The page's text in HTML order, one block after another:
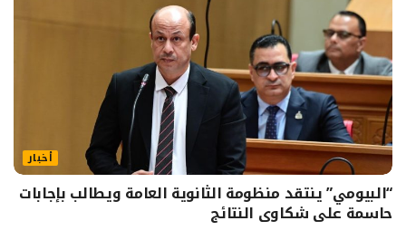
أخبار
“البيومي” ينتقد منظومة الثانوية العامة ويطالب بإجابات
حاسمة على شكاوى النتائج